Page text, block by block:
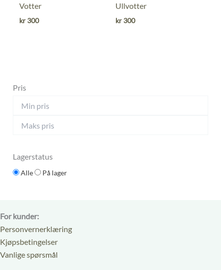
0
ut
Votter
kr 300
0
ut
Ullvotter
kr 300
Pris
Lagerstatus
Alle På lager
For kunder:
Personvernerklæring
Kjøpsbetingelser
Vanlige spørsmål